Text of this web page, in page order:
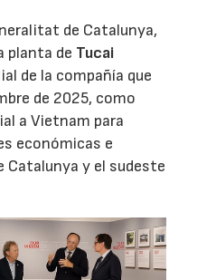
de Catalunya,
planta de Tucai
de la compañía que
de 2025, como
a Vietnam para
económicas e
y el sudeste